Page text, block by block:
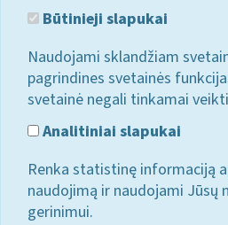
Būtinieji slapukai
Naudojami sklandžiam
pagrindines svetainės
svetainė negali tinkamai
Analitiniai slapukai
Renka statistinę informaciją
naudojimą ir naudojami Jūsų
gerinimui.